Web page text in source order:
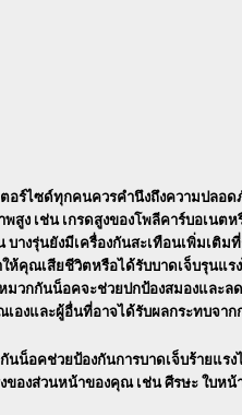
อร์ไซด์ทุกคนควรคำนึงถึงความปล
ง เช่น เกรดสูงของโพลีคาร์บอเน
างรุ่นยังมีเครื่องกันสะเทือนเพิ่มเ
ณเสียชีวิตหรือได้รับบาดเจ็บรุนแร
มวกกันน็อคจะช่วยปกป้องสมองและ
องและผู้อื่นที่อาจได้รับผลกระทบ
นน็อคช่วยป้องกันการบาดเจ็บร้ายแร
องส่วนหน้าของคุณ เช่น ศีรษะ ใบหน้